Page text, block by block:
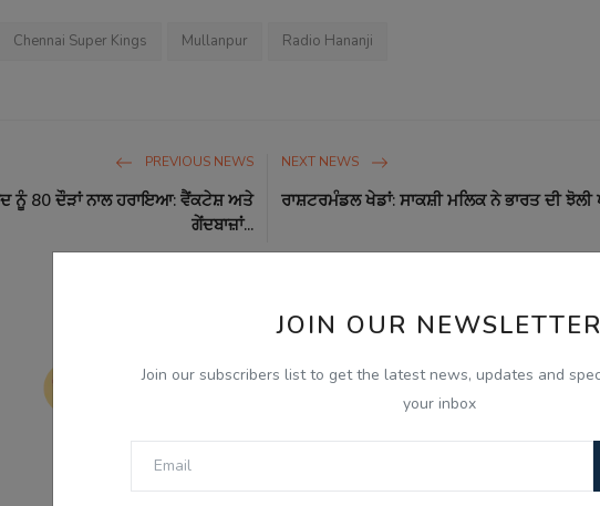
JOIN OUR NEWSLETTER
Join our subscribers list to get the latest news, updates and
your inbox
Chennai Super Kings Mullanpur Radio Hananji
PREVIOUS NEWS
ਨੂੰ 80 ਦੌੜਾਂ ਨਾਲ ਹਰਾਇਆ: ਵੈਂਕਟੇਸ਼ ਅਤੇ
ਗੇਂਦਬਾਜ਼ਾਂ...
NEXT NEWS
ਰਾਸ਼ਟਰਮੰਡਲ ਖੇਡਾਂ: ਸਾਕਸ਼ੀ ਮਲਿਕ ਨੇ ਭਾਰਤ ਦੀ
Funny Angry Sad Wow